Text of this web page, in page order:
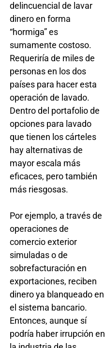
delincuencial de lavar
dinero en forma
“hormiga” es
sumamente costoso.
Requeriría de miles de
personas en los dos
países para hacer esta
operación de lavado.
Dentro del portafolio de
opciones para lavado
que tienen los cárteles
hay alternativas de
mayor escala más
eficaces, pero también
más riesgosas.
Por ejemplo, a través de
operaciones de
comercio exterior
simuladas o de
sobrefacturación en
exportaciones, reciben
dinero ya blanqueado en
el sistema bancario.
Entonces, aunque sí
podría haber irrupción en